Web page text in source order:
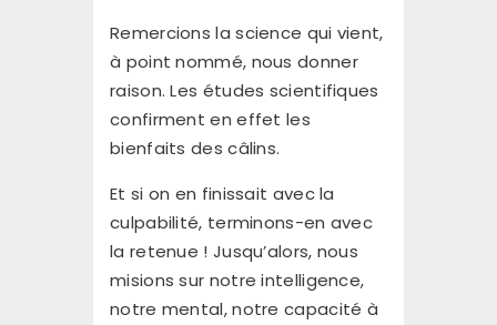
Remercions la science qui vient,
à point nommé, nous donner
raison. Les études scientifiques
confirment en effet les
bienfaits des câlins.
Et si on en finissait avec la
culpabilité, terminons-en avec
la retenue ! Jusqu’alors, nous
misions sur notre intelligence,
notre mental, notre capacité à